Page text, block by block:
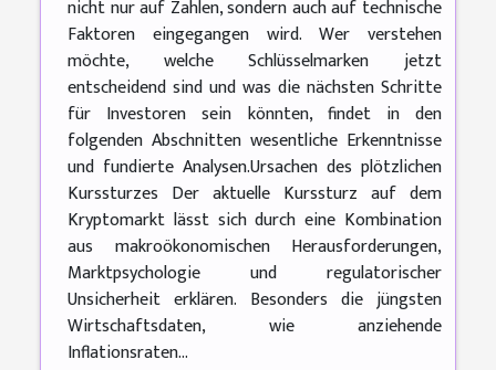
nicht nur auf Zahlen, sondern auch auf technische
Faktoren eingegangen wird. Wer verstehen
möchte, welche Schlüsselmarken jetzt
entscheidend sind und was die nächsten Schritte
für Investoren sein könnten, findet in den
folgenden Abschnitten wesentliche Erkenntnisse
und fundierte Analysen.Ursachen des plötzlichen
Kurssturzes Der aktuelle Kurssturz auf dem
Kryptomarkt lässt sich durch eine Kombination
aus makroökonomischen Herausforderungen,
Marktpsychologie und regulatorischer
Unsicherheit erklären. Besonders die jüngsten
Wirtschaftsdaten, wie anziehende
Inflationsraten...